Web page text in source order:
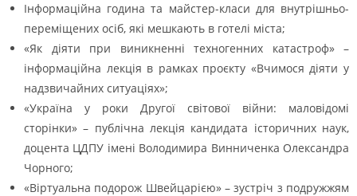
Інформаційна година та майстер-класи для внутрішньо-
переміщених осіб, які мешкають в готелі міста;
«Як діяти при виникненні техногенних катастроф» –
інформаційна лекція в рамках проєкту «Вчимося діяти у
надзвичайних ситуаціях»;
«Україна у роки Другої світової війни: маловідомі
сторінки» – публічна лекція кандидата історичних наук,
доцента ЦДПУ імені Володимира Винниченка Олександра
Чорного;
«Віртуальна подорож Швейцарією» – зустріч з подружжям